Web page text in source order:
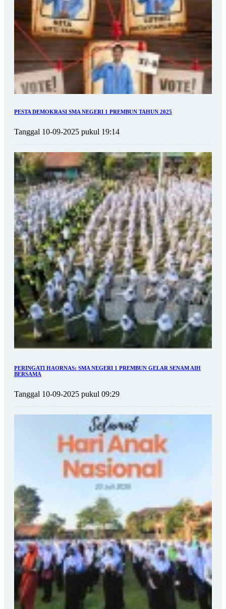
PESTA DEMOKRASI SMA NEGERI 1 PREMBUN TAHUN 2025
Tanggal 10-09-2025 pukul 19:14
PERINGATI HAORNAS: SMA NEGERI 1 PREMBUN GELAR SENAM AIH
BERSAMA
Tanggal 10-09-2025 pukul 09:29